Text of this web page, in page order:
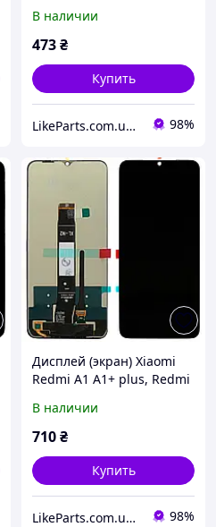
+ тачскрин (AAAA)
В наличии
473₴
Купить
LikeParts.com.ua - Запчасти для телефонов и планшетов 98%
Дисплей (экран) Xiaomi
Redmi A1 A1+ plus, Redmi
+ тачскрин (оригинал
OEM)
В наличии
710₴
Купить
LikeParts.com.ua - Запчасти для телефонов и планшетов 98%